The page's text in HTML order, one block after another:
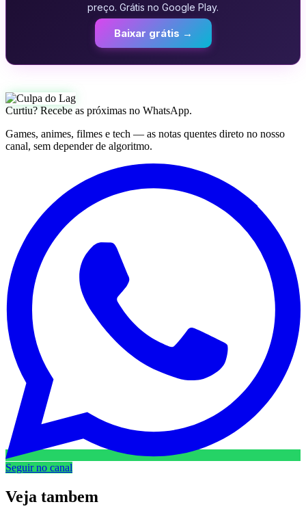
preço. Grátis no Google Play.
Baixar grátis →
Curtiu? Recebe as próximas no WhatsApp.
Games, animes, filmes e tech — as notas quentes direto no nosso
canal, sem depender de algoritmo.
Seguir no canal
Veja tambem